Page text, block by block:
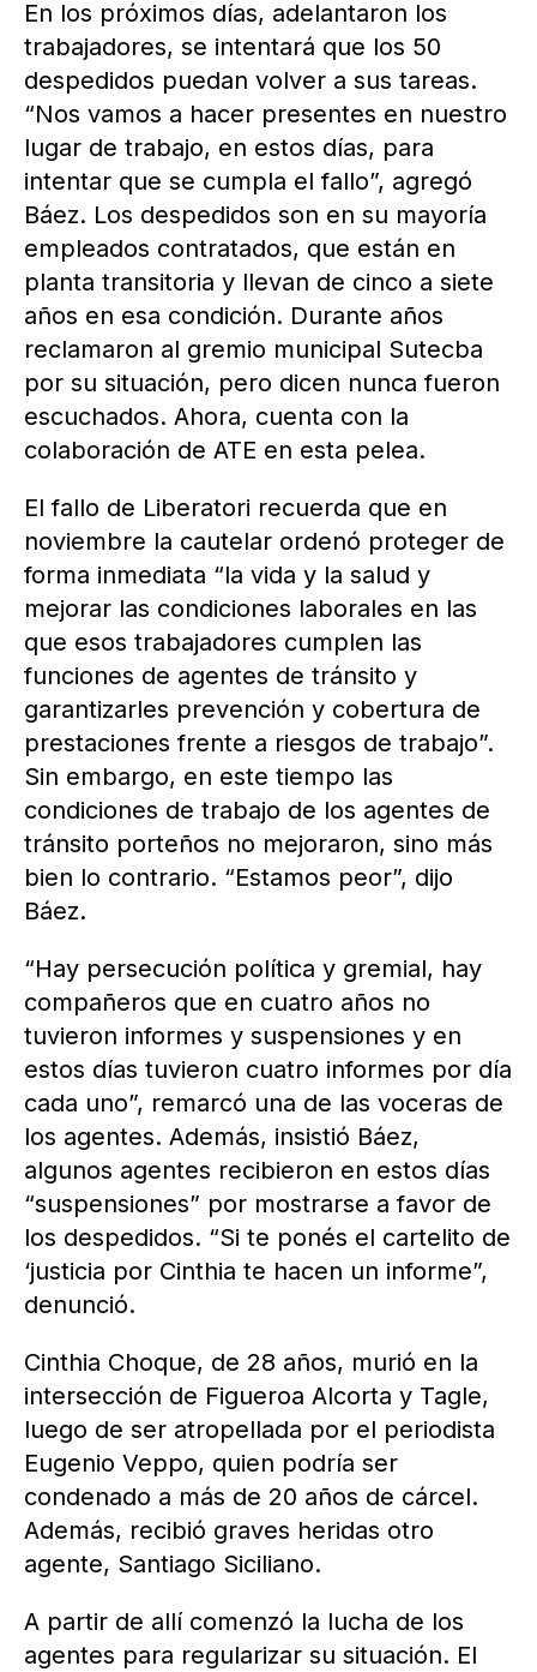
En los próximos días, adelantaron los
trabajadores, se intentará que los 50
despedidos puedan volver a sus tareas.
“Nos vamos a hacer presentes en nuestro
lugar de trabajo, en estos días, para
intentar que se cumpla el fallo”, agregó
Báez. Los despedidos son en su mayoría
empleados contratados, que están en
planta transitoria y llevan de cinco a siete
años en esa condición. Durante años
reclamaron al gremio municipal Sutecba
por su situación, pero dicen nunca fueron
escuchados. Ahora, cuenta con la
colaboración de ATE en esta pelea.
El fallo de Liberatori recuerda que en
noviembre la cautelar ordenó proteger de
forma inmediata “la vida y la salud y
mejorar las condiciones laborales en las
que esos trabajadores cumplen las
funciones de agentes de tránsito y
garantizarles prevención y cobertura de
prestaciones frente a riesgos de trabajo”.
Sin embargo, en este tiempo las
condiciones de trabajo de los agentes de
tránsito porteños no mejoraron, sino más
bien lo contrario. “Estamos peor”, dijo
Báez.
“Hay persecución política y gremial, hay
compañeros que en cuatro años no
tuvieron informes y suspensiones y en
estos días tuvieron cuatro informes por día
cada uno”, remarcó una de las voceras de
los agentes. Además, insistió Báez,
algunos agentes recibieron en estos días
“suspensiones” por mostrarse a favor de
los despedidos. “Si te ponés el cartelito de
‘justicia por Cinthia te hacen un informe”,
denunció.
Cinthia Choque, de 28 años, murió en la
intersección de Figueroa Alcorta y Tagle,
luego de ser atropellada por el periodista
Eugenio Veppo, quien podría ser
condenado a más de 20 años de cárcel.
Además, recibió graves heridas otro
agente, Santiago Siciliano.
A partir de allí comenzó la lucha de los
agentes para regularizar su situación. El